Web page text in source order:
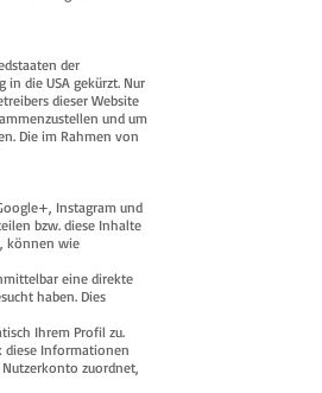
der
die USA gekürzt. Nur
dieser Website
und um
Die im Rahmen von
Instagram und
bzw. diese Inhalte
können wie
eine direkte
haben. Dies
Ihrem Profil zu.
diese Informationen
zuordnet,